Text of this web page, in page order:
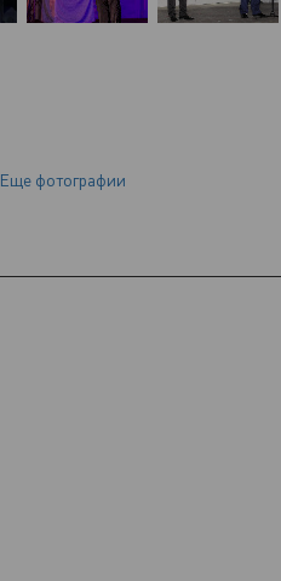
Еще фотографии